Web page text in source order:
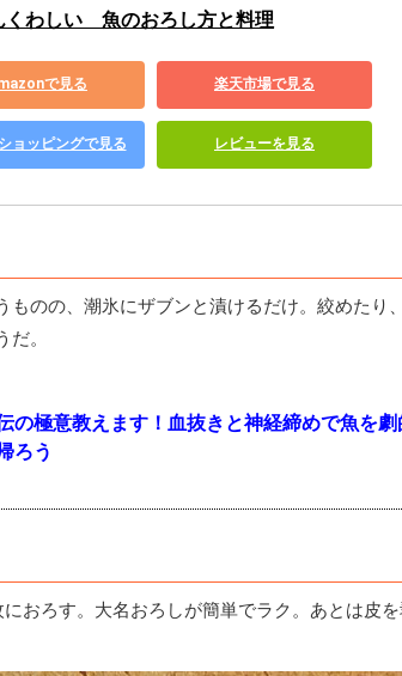
くわしい　魚のおろし方と料理
で見る 楽天市場で見る
ョッピングで見る レビューを見る
ものの、潮氷にザブンと漬けるだけ。絞めたり
。
の極意教えます！血抜きと神経締めで魚を劇
ろう
おろす。大名おろしが簡単でラク。あとは皮